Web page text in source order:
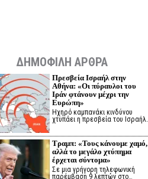
ΔΗΜΟΦΙΛΗ ΑΡΘΡΑ
Πρεσβεία Ισραήλ στην
Αθήνα: «Οι πύραυλοι του
Ιράν φτάνουν μέχρι την
Ευρώπη»
Ηχηρό καμπανάκι κινδύνου
χτυπάει η πρεσβεία του Ισραήλ…
Τραμπ: «Τους κάνουμε χαμό,
αλλά το μεγάλο χτύπημα
έρχεται σύντομα»
Σε μια γρήγορη τηλεφωνική
παρέμβαση 9 λεπτών στο…